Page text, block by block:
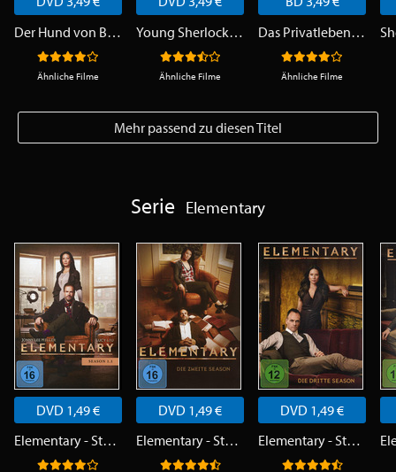
Der Hund von Baskerville
Ähnliche Filme
Young Sherlock Holmes
Ähnliche Filme
Das Privatleben des Sherlock Holmes
Ähnliche Filme
Mehr passend zu diesen Titel
Serie Elementary
DVD 1,49 €
Elementary - Staffel 1
DVD 1,49 €
Elementary - Staffel 2
DVD 1,49 €
Elementary - Staffel 3